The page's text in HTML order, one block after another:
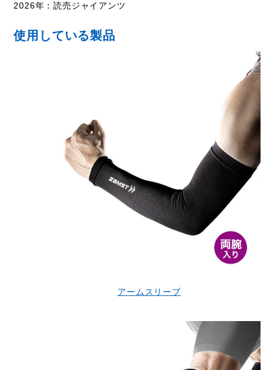
2026年：読売ジャイアンツ
使用している製品
アームスリーブ